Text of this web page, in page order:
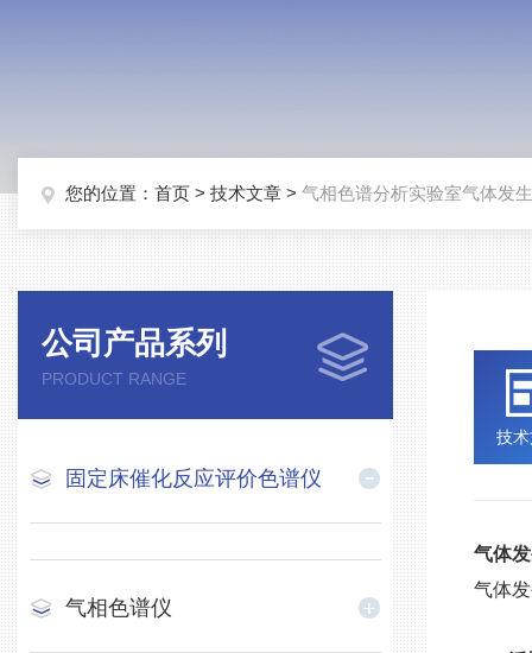
您的位置： 首页 > 技术文章 > 气相色谱分析实验室气体发
公司产品系列
PRODUCT RANGE
固定床催化反应评价色谱仪
气相色谱仪
技
气体
气体